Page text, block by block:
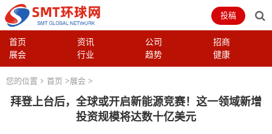
首页 资讯 公司
招商
展会
行业 趋势 健康
投稿
您的位置 首页 >展会 >
拜登上台后，全球或开启新能源竞赛！这一领域新增
投资规模将达数十亿美元